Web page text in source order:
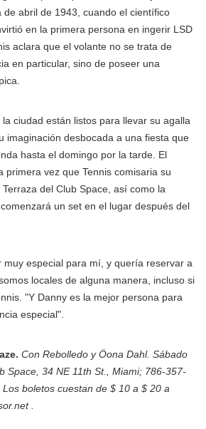
de abril de 1943, cuando el científico
en la primera persona en ingerir LSD
aclara que el volante no se trata de
en particular, sino de poseer una
ciudad están listos para llevar su agalla
imaginación desbocada a una fiesta que
hasta el domingo por la tarde. El
primera vez que Tennis comisaria su
del Club Space, así como la
un set en el lugar después del
muy especial para mí, y quería reservar a
locales de alguna manera, incluso si
"Y Danny es la mejor persona para
especial".
Con Rebolledo y Öona Dahl. Sábado
Space, 34 NE 11th St., Miami; 786-357-
boletos cuestan de $ 10 a $ 20 a
.